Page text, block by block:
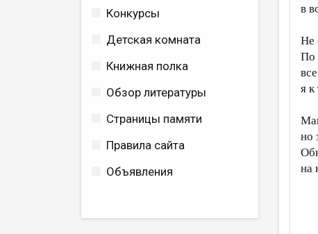
Конкурсы
Детская комната
Книжная полка
Обзор литературы
Страницы памяти
Правила сайта
Объявления
в
Не
По
я к
но
на